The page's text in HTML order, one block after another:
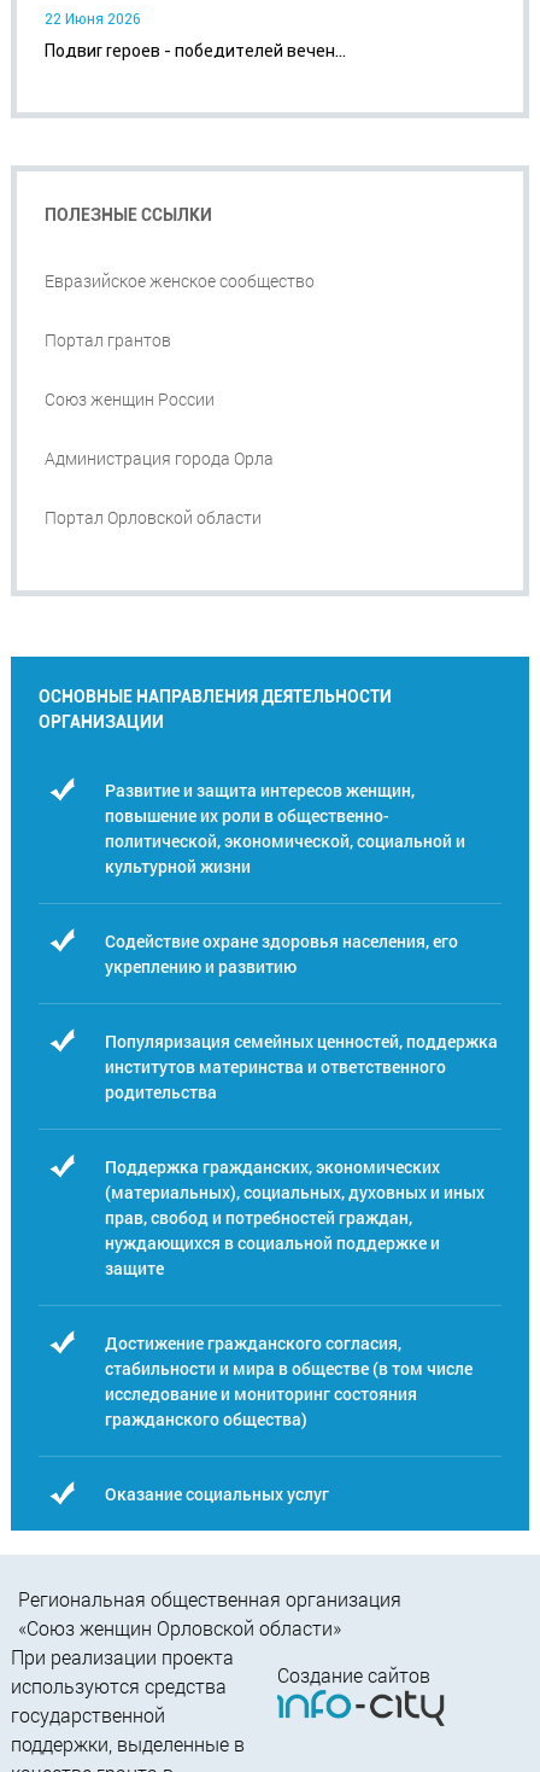
22 Июня 2026
Подвиг героев - победителей вечен...
ПОЛЕЗНЫЕ ССЫЛКИ
Евразийское женское сообщество
Портал грантов
Союз женщин России
Администрация города Орла
Портал Орловской области
ОСНОВНЫЕ НАПРАВЛЕНИЯ ДЕЯТЕЛЬНОСТИ
ОРГАНИЗАЦИИ
Развитие и защита интересов женщин,
повышение их роли в общественно-
политической, экономической, социальной и
культурной жизни
Содействие охране здоровья населения, его
укреплению и развитию
Популяризация семейных ценностей, поддержка
институтов материнства и ответственного
родительства
Поддержка гражданских, экономических
(материальных), социальных, духовных и иных
прав, свобод и потребностей граждан,
нуждающихся в социальной поддержке и
защите
Достижение гражданского согласия,
стабильности и мира в обществе (в том числе
исследование и мониторинг состояния
гражданского общества)
Оказание социальных услуг
Региональная общественная организация
«Союз женщин Орловской области»
При реализации проекта
используются средства
государственной
поддержки, выделенные в
Создание сайтов